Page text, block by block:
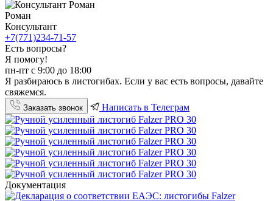
Роман
Консультант
+7(771)234-71-57
Есть вопросы?
Я помогу!
пн-пт с 9:00 до 18:00
Я разбираюсь в листогибах. Если у вас есть вопросы, давайте
свяжемся.
Заказать звонок Написать в Телеграм
Документация